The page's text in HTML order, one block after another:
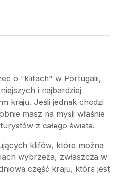
o "klifach" w Portugalii,
i najbardziej
kraju. Jeśli jednak chodzi
masz na myśli właśnie
z całego świata.
klifów, które można
wybrzeża, zwłaszcza w
część kraju, która jest